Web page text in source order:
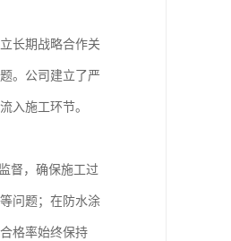
长期战略合作关
。公司建立了严
入施工环节。
督，确保施工过
问题；在防水涂
格率始终保持